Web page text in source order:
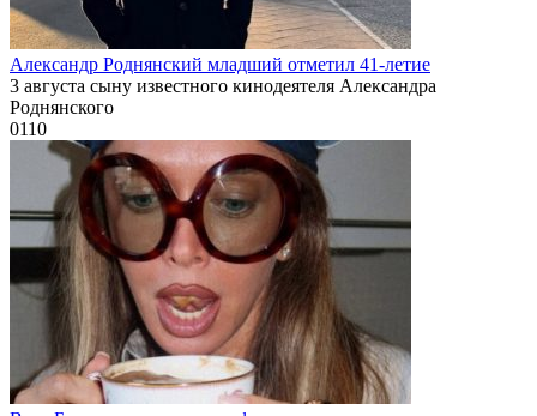
Александр Роднянский младший отметил 41-летие
3 августа сыну известного кинодеятеля Александра
Роднянского
0110